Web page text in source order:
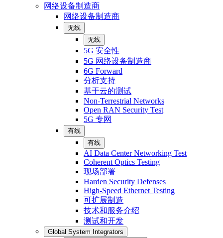
网络设备制造商
网络设备制造商
无线
无线
5G 安全性
5G 网络设备制造商
6G Forward
分析支持
基于云的测试
Non-Terrestrial Networks
Open RAN Security Test
5G 专网
有线
有线
AI Data Center Networking Test
Coherent Optics Testing
现场部署
Harden Security Defenses
High-Speed Ethernet Testing
可扩展制造
技术和服务介绍
测试和开发
Global System Integrators